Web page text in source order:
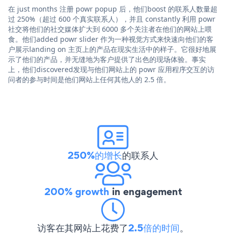
在 just months 注册 powr popup 后，他们boost 的联系人数量超
过 250%（超过 600 个真实联系人），并且 constantly 利用 powr
社交将他们的社交媒体扩大到 6000 多个关注者在他们的网站上喂
食。他们added powr slider 作为一种视觉方式来快速向他们的客
户展示landing on 主页上的产品在现实生活中的样子。它很好地展
示了他们的产品，并无缝地为客户提供了出色的现场体验。事实
上，他们discovered发现与他们网站上的 powr 应用程序交互的访
问者的参与时间是他们网站上任何其他人的 2.5 倍。
250%的增长的联系人
200% growth in engagement
访客在其网站上花费了2.5倍的时间。